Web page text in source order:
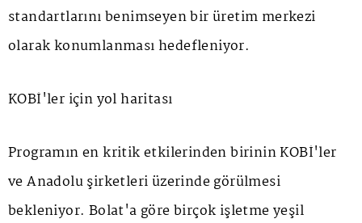
standartlarını benimseyen bir üretim merkezi
olarak konumlanması hedefleniyor.
KOBİ'ler için yol haritası
Programın en kritik etkilerinden birinin KOBİ'ler
ve Anadolu şirketleri üzerinde görülmesi
bekleniyor. Bolat'a göre birçok işletme yeşil